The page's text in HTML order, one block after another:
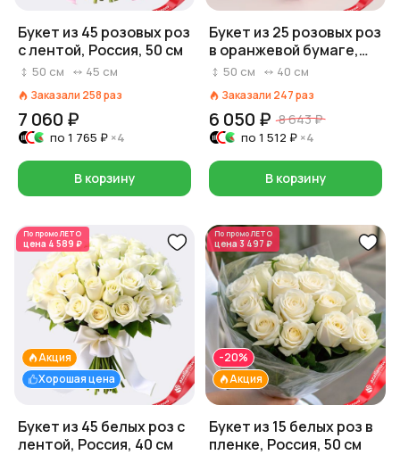
Букет из 45 розовых роз
с лентой, Россия, 50 см
50 см 45 см
Заказали 258раз
7 060 ₽
по 1 765 ₽ ×4
В корзину
Букет из 25 розовых роз
в оранжевой бумаге,
Россия, 50 см
50 см 40 см
Заказали 247раз
6 050 ₽ 8 643 ₽
по 1 512 ₽ ×4
В корзину
По промоЛЕТО
цена 4 589 ₽
Хорошая цена
Акция
Букет из 45 белых роз с
лентой, Россия, 40 см
По промоЛЕТО
цена 3 497 ₽
Акция
-20%
Букет из 15 белых роз в
пленке, Россия, 50 см